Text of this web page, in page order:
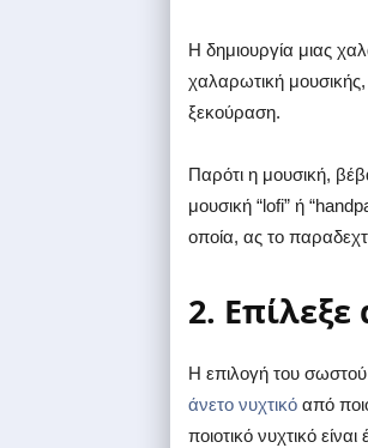
Η δημιουργία μιας
χαλαρωτική
ξεκούραση.
Παρότι η μουσική,
μουσική “lofi” ή
οποία, ας το
2.
Η επιλογή του
άνετο νυχτικό από
ποιοτικό νυχτικό